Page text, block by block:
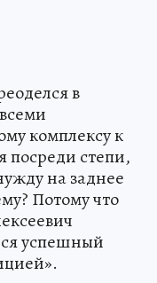
в
комплексу к
посреди степи,
на заднее
Потому что
успешный